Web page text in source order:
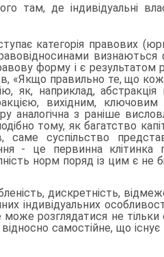
там, де індивідуальні
категорія правових
визнаються
форму і є результатом
«Якщо правильно те, що
як, наприклад, аб­стракція
вихідним, ключовим
аналогічна з раніше
тому, як багатство
саме суспільство
- це первинна клітинка
норм поряд із цим є не
дискретність,
індивідуальних
розглядатися не
самостійне, що